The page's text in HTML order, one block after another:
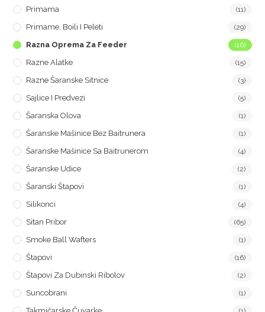
Primama (11)
Primame, Boili I Peleti (29)
Razna Oprema Za Feeder (16)
Razne Alatke (15)
Razne Šaranske Sitnice (3)
Sajlice I Predvezi (5)
Šaranska Olova (1)
Šaranske Mašinice Bez Baitrunera (1)
Šaranske Mašinice Sa Baitrunerom (4)
Šaranske Udice (2)
Šaranski Štapovi (1)
Silikonci (4)
Sitan Pribor (65)
Smoke Ball Wafters (1)
Štapovi (16)
Štapovi Za Dubinski Ribolov (2)
Suncobrani (1)